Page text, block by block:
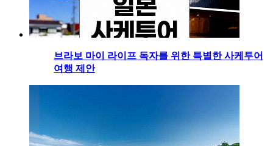
브라보 마이 라이프 독자를 위한 특별한 사케투어
여행 제안